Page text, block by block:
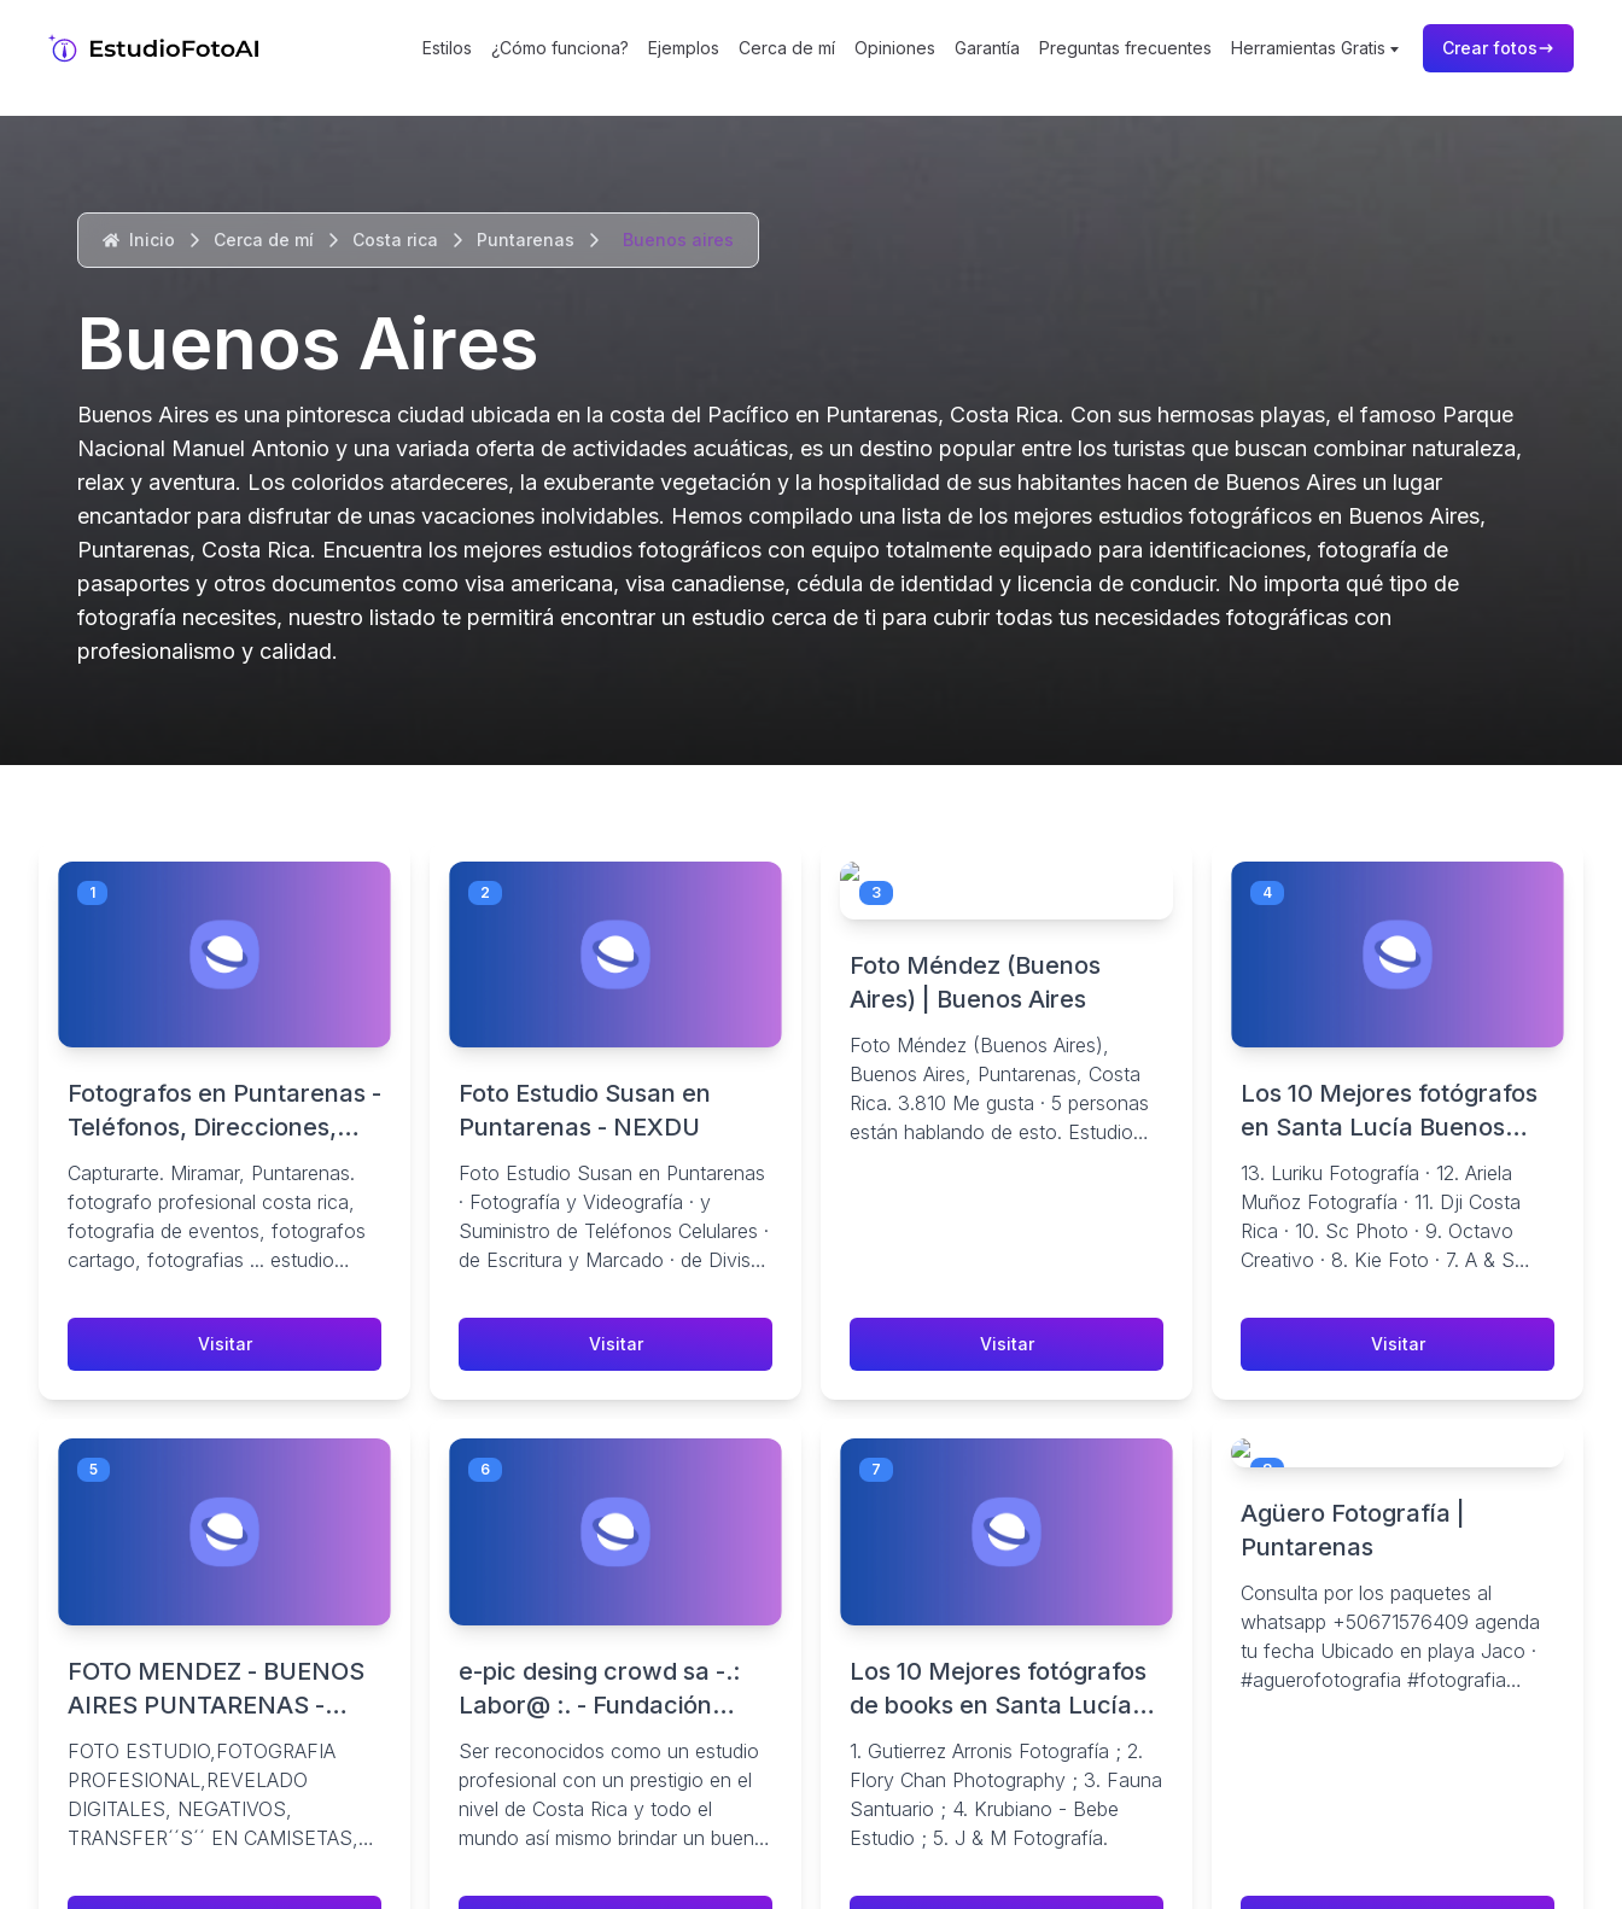
Estilos ¿Cómo funciona? Ejemplos Cerca de mí Opiniones Garantía Preguntas frecuentes Herramientas Gratis Crear fotos
Inicio Cerca de mí Costa rica Puntarenas Buenos aires
Buenos Aires
Buenos Aires es una pintoresca ciudad ubicada en la costa del Pacífico en Puntarenas, Costa Rica. Con sus hermosas playas, el famoso Parque
Nacional Manuel Antonio y una variada oferta de actividades acuáticas, es un destino popular entre los turistas que buscan combinar naturaleza,
relax y aventura. Los coloridos atardeceres, la exuberante vegetación y la hospitalidad de sus habitantes hacen de Buenos Aires un lugar
encantador para disfrutar de unas vacaciones inolvidables. Hemos compilado una lista de los mejores estudios fotográficos en Buenos Aires,
Puntarenas, Costa Rica. Encuentra los mejores estudios fotográficos con equipo totalmente equipado para identificaciones, fotografía de
pasaportes y otros documentos como visa americana, visa canadiense, cédula de identidad y licencia de conducir. No importa qué tipo de
fotografía necesites, nuestro listado te permitirá encontrar un estudio cerca de ti para cubrir todas tus necesidades fotográficas con
profesionalismo y calidad.
1
Fotografos en Puntarenas -
Teléfonos, Direcciones,
Como llegar
Capturarte. Miramar, Puntarenas.
fotografo profesional costa rica,
fotografia de eventos, fotografos
cartago, fotografias ... estudio
Visitar
2
Foto Estudio Susan en
Puntarenas - NEXDU
Foto Estudio Susan en Puntarenas
· Fotografía y Videografía · y
Suministro de Teléfonos Celulares ·
de Escritura y Marcado · de Divisas
Visitar
3
Foto Méndez (Buenos
Aires) | Buenos Aires
Foto Méndez (Buenos Aires),
Buenos Aires, Puntarenas, Costa
Rica. 3.810 Me gusta · 5 personas
están hablando de esto. Estudio
Visitar
4
Los 10 Mejores fotógrafos
en Santa Lucía Buenos
Aires
13. Luriku Fotografía · 12. Ariela
Muñoz Fotografía · 11. Dji Costa
Rica · 10. Sc Photo · 9. Octavo
Creativo · 8. Kie Foto · 7. A & S
Visitar
5
FOTO MENDEZ - BUENOS
AIRES PUNTARENAS -
AiYellow
FOTO ESTUDIO,FOTOGRAFIA
PROFESIONAL,REVELADO
DIGITALES, NEGATIVOS,
TRANSFER´´S´´ EN CAMISETAS,
INVITACIONES DE CUMPLEAÑOS,
6
e-pic desing crowd sa -.:
Labor@ :. - Fundación
Omar Dengo
Ser reconocidos como un estudio
profesional con un prestigio en el
nivel de Costa Rica y todo el
mundo así mismo brindar un buen
7
Los 10 Mejores fotógrafos
de books en Santa Lucía
Buenos Aires
1. Gutierrez Arronis Fotografía ; 2.
Flory Chan Photography ; 3. Fauna
Santuario ; 4. Krubiano - Bebe
Estudio ; 5. J & M Fotografía.
8
Agüero Fotografía |
Puntarenas
Consulta por los paquetes al
whatsapp +50671576409 agenda
tu fecha Ubicado en playa Jaco ·
#aguerofotografia #fotografia